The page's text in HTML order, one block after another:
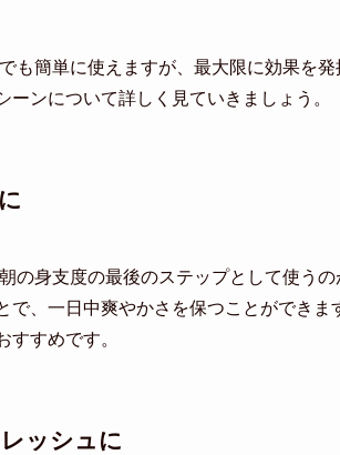
も簡単に使えますが、最大限に効果を
ーンについて詳しく見ていきましょう。
の身支度の最後のステップとして使う
で、一日中爽やかさを保つことができ
すすめです。
ッシュに